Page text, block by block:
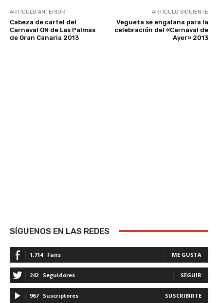
ARTÍCULO ANTERIOR
Cabeza de cartel del
Carnaval ON de Las Palmas
de Gran Canaria 2013
ARTÍCULO SIGUIENTE
Vegueta se engalana para la
celebración del «Carnaval de
Ayer» 2013
SÍGUENOS EN LAS REDES
1,714 Fans ME GUSTA
242 Seguidores SEGUIR
967 Suscriptores SUSCRIBIRTE